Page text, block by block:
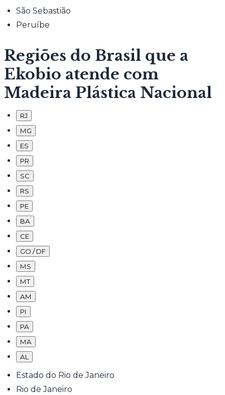
São Sebastião
Peruíbe
Regiões do Brasil que a
Ekobio atende com
Madeira Plástica Nacional
RJ
MG
ES
PR
SC
RS
PE
BA
CE
GO / DF
MS
MT
AM
PI
PA
MA
AL
Estado do Rio de Janeiro
Rio de Janeiro